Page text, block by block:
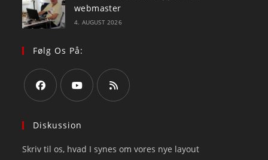
webmaster
4. AUGUST 2026
Følg Os På:
in
new
in
new
new
Diskussion
Skriv til os, hvad I synes om vores nye layout